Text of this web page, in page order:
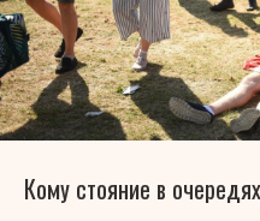
Кому стояние в